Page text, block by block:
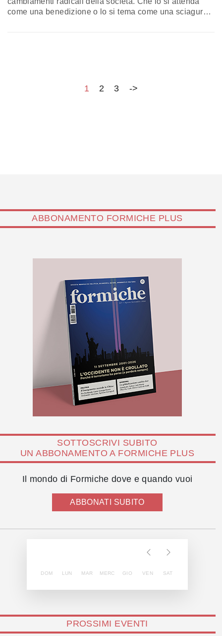
come una benedizione o lo si tema come una sciagura,
1 2 3 ->
ABBONAMENTO FORMICHE PLUS
SOTTOSCRIVI SUBITO
UN ABBONAMENTO A FORMICHE PLUS
Il mondo di Formiche dove e quando vuoi
ABBONATI SUBITO
DOM LUN MAR MERC GIO VEN SAT
PROSSIMI EVENTI